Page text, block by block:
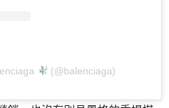
(@balenciaga)